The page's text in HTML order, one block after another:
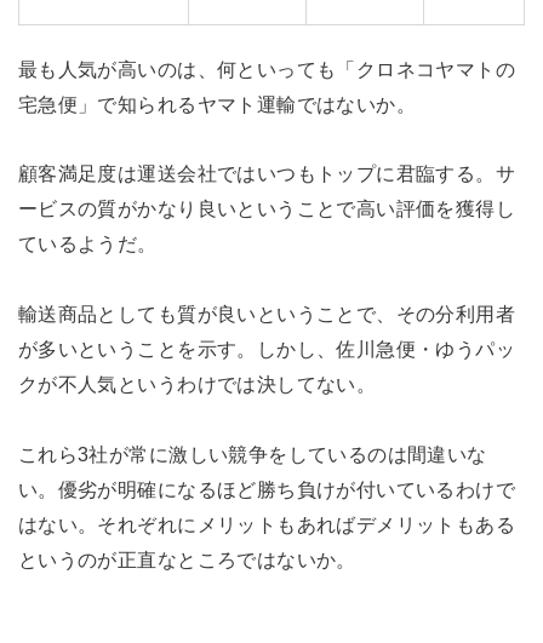
最も人気が高いのは、何といっても「クロネコヤマトの
宅急便」で知られるヤマト運輸ではないか。
顧客満足度は運送会社ではいつもトップに君臨する。サ
ービスの質がかなり良いということで高い評価を獲得し
ているようだ。
輸送商品としても質が良いということで、その分利用者
が多いということを示す。しかし、佐川急便・ゆうパッ
クが不人気というわけでは決してない。
これら3社が常に激しい競争をしているのは間違いな
い。優劣が明確になるほど勝ち負けが付いているわけで
はない。それぞれにメリットもあればデメリットもある
というのが正直なところではないか。